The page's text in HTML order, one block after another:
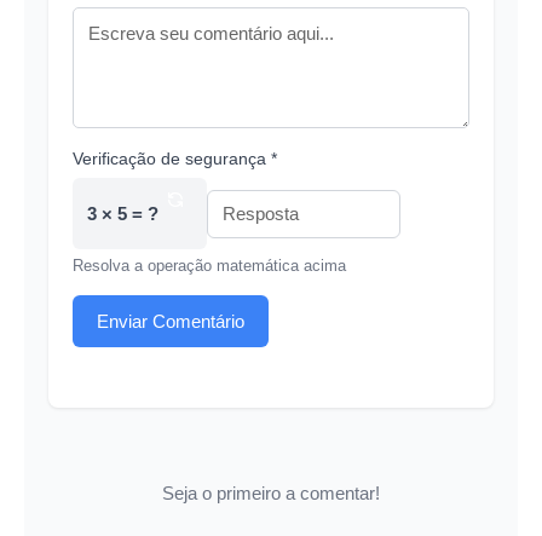
Verificação de segurança *
3 × 5 = ?
Resolva a operação matemática acima
Enviar Comentário
Seja o primeiro a comentar!